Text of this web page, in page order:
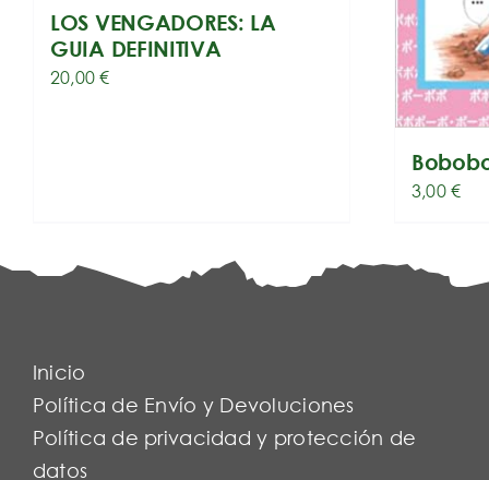
LOS VENGADORES: LA
GUIA DEFINITIVA
20,00€
3,00€
Inicio
Política de Envío y Devoluciones
Política de privacidad y protección de
datos